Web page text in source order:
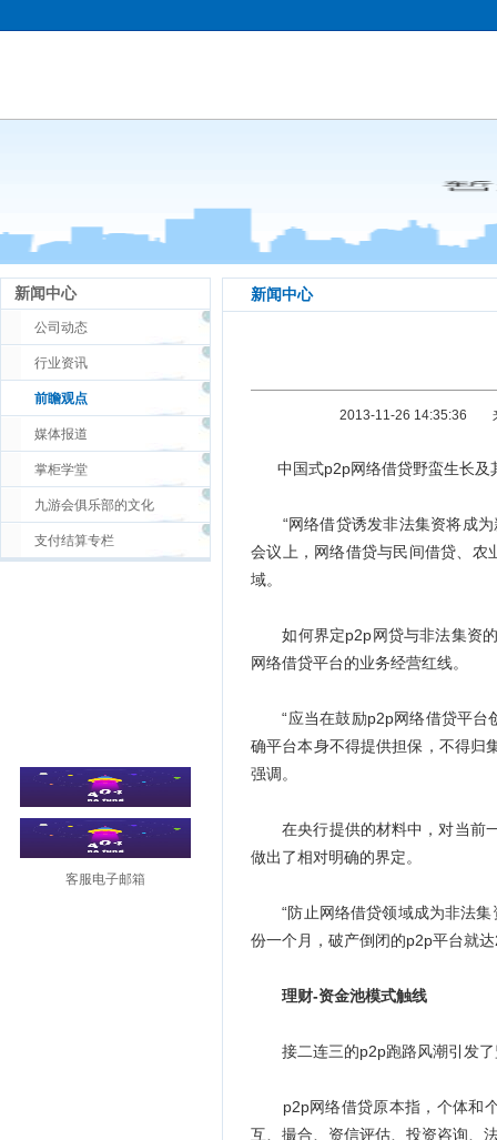
新闻中心
公司动态
行业资讯
前瞻观点
媒体报道
掌柜学堂
九游会俱乐部的文化
支付结算专栏
客服电子邮箱
新闻中心
2013-11-26 14:35:36
中国式p2p网络借贷野蛮生长及
“网络借贷诱发非法集资将成为
会议上，网络借贷与民间借贷、农
域。
如何界定p2p网贷与非法集资的
网络借贷平台的业务经营红线。
“应当在鼓励p2p网络借贷平台
确平台本身不得提供担保，不得归
强调。
在央行提供的材料中，对当前一
做出了相对明确的界定。
“防止网络借贷领域成为非法集
份一个月，破产倒闭的p2p平台就
理财-资金池模式触线
接二连三的p2p跑路风潮引发了
p2p网络借贷原本指，个体和个
互、撮合、资信评估、投资咨询、